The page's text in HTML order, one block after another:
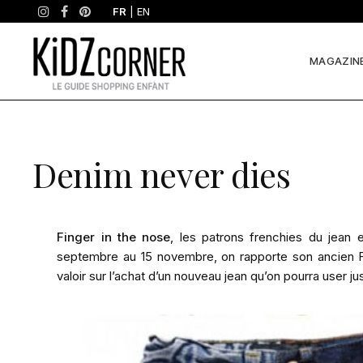
FR |EN
Denim never dies
Finger in the nose, les patrons frenchies du jean
septembre au 15 novembre, on rapporte son
valoir sur l’achat d’un nouveau jean qu’on pourra user